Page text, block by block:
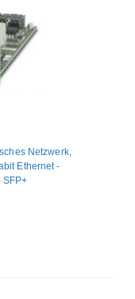
Netzwerk,
Ethernet -
SFP+